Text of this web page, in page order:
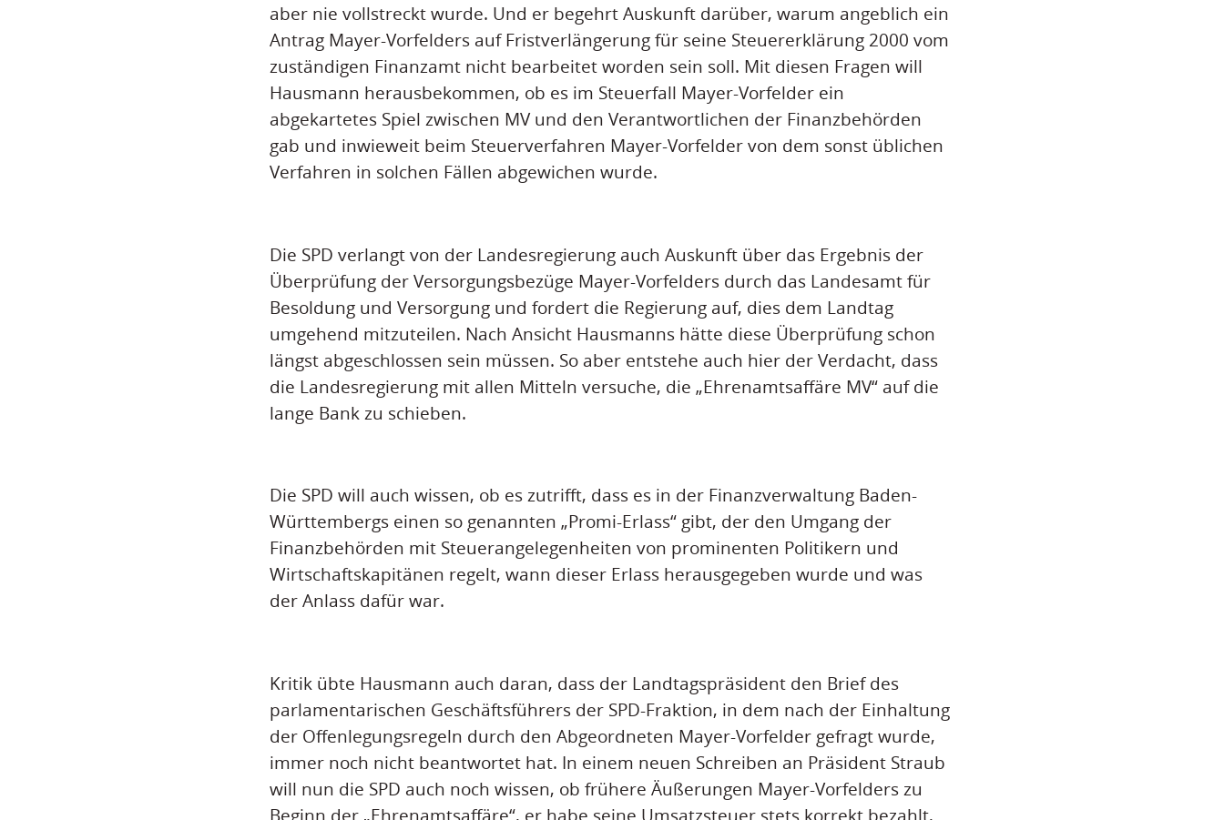
aber nie vollstreckt wurde. Und er begehrt Auskunft darüber, warum angeblich ein
Antrag Mayer-Vorfelders auf Fristverlängerung für seine Steuererklärung 2000 vom
zuständigen Finanzamt nicht bearbeitet worden sein soll. Mit diesen Fragen will
Hausmann herausbekommen, ob es im Steuerfall Mayer-Vorfelder ein
abgekartetes Spiel zwischen MV und den Verantwortlichen der Finanzbehörden
gab und inwieweit beim Steuerverfahren Mayer-Vorfelder von dem sonst üblichen
Verfahren in solchen Fällen abgewichen wurde.
Die SPD verlangt von der Landesregierung auch Auskunft über das Ergebnis der
Überprüfung der Versorgungsbezüge Mayer-Vorfelders durch das Landesamt für
Besoldung und Versorgung und fordert die Regierung auf, dies dem Landtag
umgehend mitzuteilen. Nach Ansicht Hausmanns hätte diese Überprüfung schon
längst abgeschlossen sein müssen. So aber entstehe auch hier der Verdacht, dass
die Landesregierung mit allen Mitteln versuche, die „Ehrenamtsaffäre MV“ auf die
lange Bank zu schieben.
Die SPD will auch wissen, ob es zutrifft, dass es in der Finanzverwaltung Baden-
Württembergs einen so genannten „Promi-Erlass“ gibt, der den Umgang der
Finanzbehörden mit Steuerangelegenheiten von prominenten Politikern und
Wirtschaftskapitänen regelt, wann dieser Erlass herausgegeben wurde und was
der Anlass dafür war.
Kritik übte Hausmann auch daran, dass der Landtagspräsident den Brief des
parlamentarischen Geschäftsführers der SPD-Fraktion, in dem nach der Einhaltung
der Offenlegungsregeln durch den Abgeordneten Mayer-Vorfelder gefragt wurde,
immer noch nicht beantwortet hat. In einem neuen Schreiben an Präsident Straub
will nun die SPD auch noch wissen, ob frühere Äußerungen Mayer-Vorfelders zu
Beginn der „Ehrenamtsaffäre“, er habe seine Umsatzsteuer stets korrekt bezahlt,